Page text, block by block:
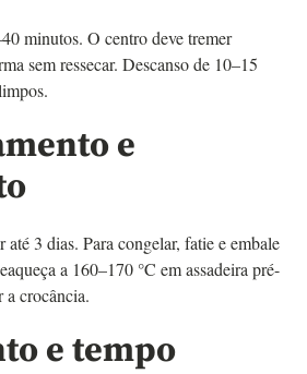
minutos. O centro deve tremer
sem ressecar. Descanso de 10–15
e
até 3 dias. Para congelar, fatie e embale
a 160–170 °C em assadeira pré-
a crocância.
e tempo